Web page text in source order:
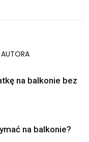
na balkonie bez
na balkonie?